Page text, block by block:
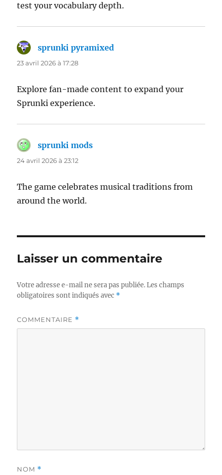
test your vocabulary depth.
sprunki pyramixed
23 avril 2026 à 17:28
Explore fan-made content to expand your
Sprunki experience.
sprunki mods
24 avril 2026 à 23:12
The game celebrates musical traditions from
around the world.
Laisser un commentaire
Votre adresse e-mail ne sera pas publiée. Les champs
obligatoires sont indiqués avec *
COMMENTAIRE *
NOM *